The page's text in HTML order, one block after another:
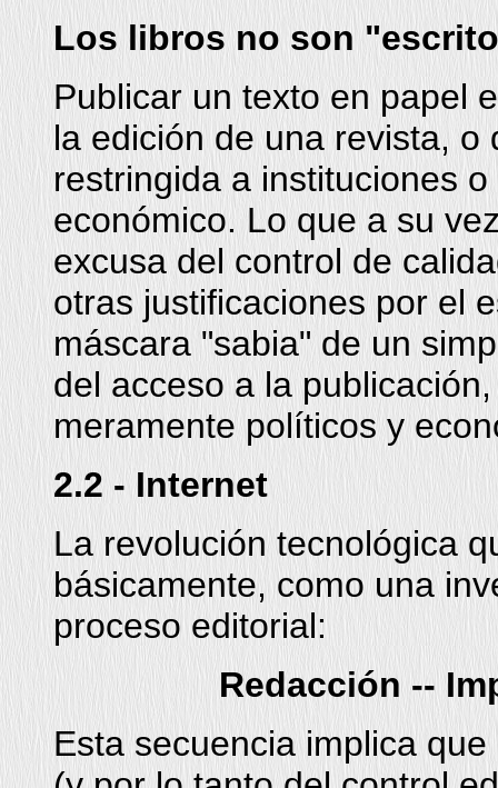
Los libros no son
Publicar un texto en papel
la edición de una revista,
restringida a instituciones
económico. Lo que a su
excusa del control de
otras justificaciones por el
máscara "sabia" de un
del acceso a la
meramente políticos y
2.2 - Internet
La revolución tecnológica
básicamente, como una
proceso editorial:
Redacción --
Esta secuencia implica